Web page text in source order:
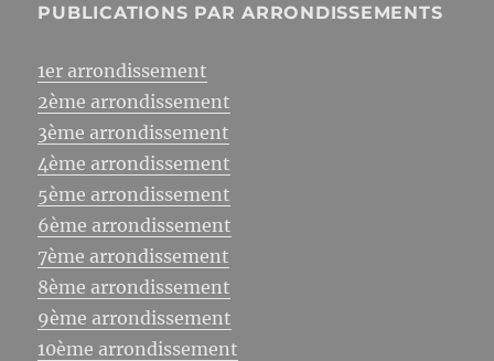
PUBLICATIONS PAR ARRONDISSEMENTS
1er arrondissement
2ème arrondissement
3ème arrondissement
4ème arrondissement
5ème arrondissement
6ème arrondissement
7ème arrondissement
8ème arrondissement
9ème arrondissement
10ème arrondissement